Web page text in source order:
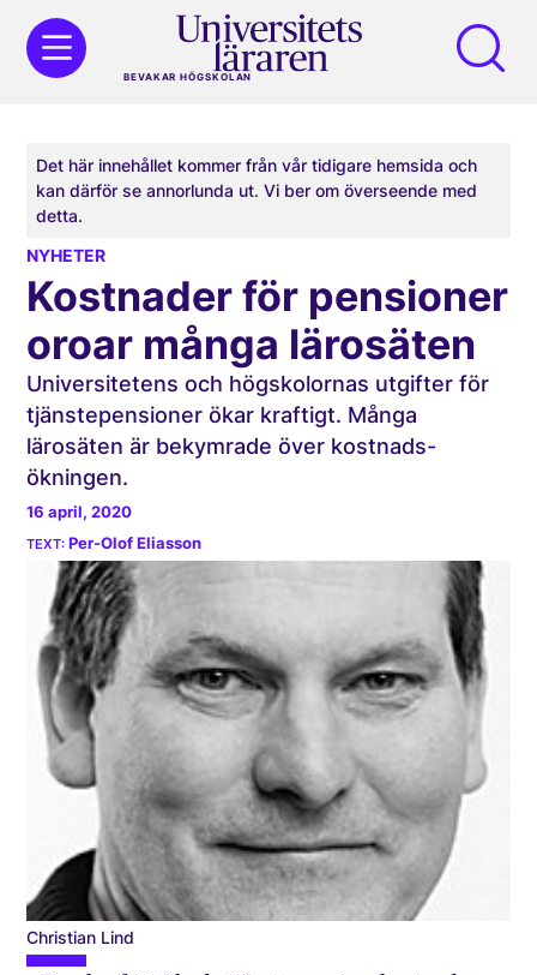
BEVAKAR HÖGSKOLAN
Det här innehållet kommer från vår tidigare hemsida och
kan därför se annorlunda ut. Vi ber om överseende med
detta.
NYHETER
Kostnader för pensioner
oroar många lärosäten
Universitetens och högskolornas utgifter för
tjänstepensioner ökar kraftigt. Många
lärosäten är bekymrade över kostnads­
ökningen.
16 april, 2020
Per-Olof Eliasson
Christian Lind